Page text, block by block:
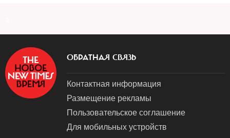
ОБРАТНАЯ СВЯЗЬ
Контактная информация
Размещение рекламы
Пользовательское соглашение
Для мобильных устройств